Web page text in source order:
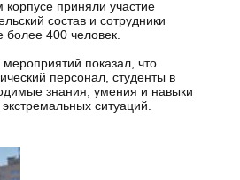
корпусе приняли участие
состав и сотрудники
более 400 человек.
показал, что
персонал, студенты в
знания, умения и навыки
ситуаций.